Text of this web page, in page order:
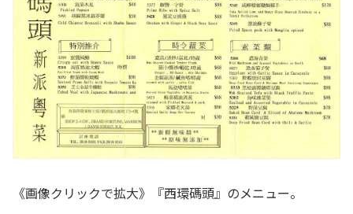
《画像クリックで拡大》『西環碼頭』のメニュー。